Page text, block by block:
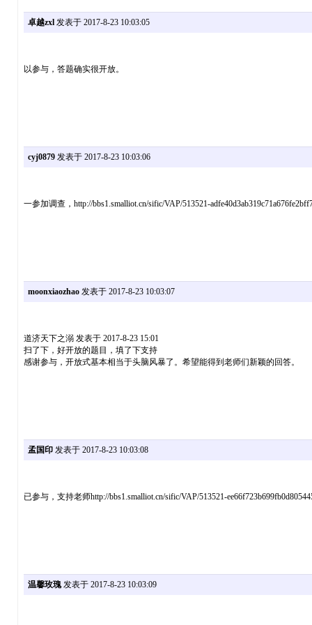
卓越zxl发表于 2017-8-23 10:03:05
以参与，答题确实很开放。
cyj0879发表于 2017-8-23 10:03:06
一参加调查，http://bbs1.smalliot.cn/sific/VAP/513521-
moonxiaozhao发表于 2017-8-23 10:03:07
道济天下之溺 发表于 2017-8-23 15:01
扫了下，好开放的题目，填了下支持
感谢参与，开放式基本相当于头脑风暴了。希望能得到老师们新颖的回答。
孟国印发表于 2017-8-23 10:03:08
已参与，支持老师http://bbs1.smalliot.cn/sific/VAP/513521-
温馨玫瑰发表于 2017-8-23 10:03:09